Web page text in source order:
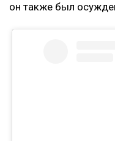
он также был